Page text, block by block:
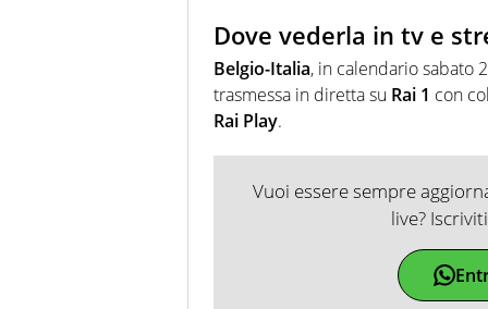
Dove vederla in tv e
Belgio-Italia, in calendario sabato
trasmessa in diretta su Rai 1 con
Rai Play.
Vuoi essere sempre
live?